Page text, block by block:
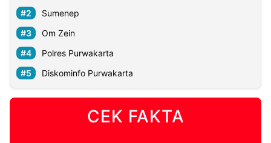
Sumenep
Om Zein
Polres Purwakarta
Diskominfo Purwakarta
CEK FAKTA